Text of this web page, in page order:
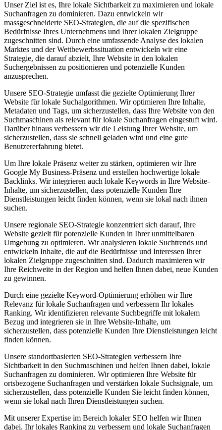
Unser Ziel ist es, Ihre lokale Sichtbarkeit zu maximieren und lokale
Suchanfragen zu dominieren. Dazu entwickeln wir
massgeschneiderte SEO-Strategien, die auf die spezifischen
Bedürfnisse Ihres Unternehmens und Ihrer lokalen Zielgruppe
zugeschnitten sind. Durch eine umfassende Analyse des lokalen
Marktes und der Wettbewerbssituation entwickeln wir eine
Strategie, die darauf abzielt, Ihre Website in den lokalen
Suchergebnissen zu positionieren und potenzielle Kunden
anzusprechen.
Unsere SEO-Strategie umfasst die gezielte Optimierung Ihrer
Website für lokale Suchalgorithmen. Wir optimieren Ihre Inhalte,
Metadaten und Tags, um sicherzustellen, dass Ihre Website von den
Suchmaschinen als relevant für lokale Suchanfragen eingestuft wird.
Darüber hinaus verbessern wir die Leistung Ihrer Website, um
sicherzustellen, dass sie schnell geladen wird und eine gute
Benutzererfahrung bietet.
Um Ihre lokale Präsenz weiter zu stärken, optimieren wir Ihre
Google My Business-Präsenz und erstellen hochwertige lokale
Backlinks. Wir integrieren auch lokale Keywords in Ihre Website-
Inhalte, um sicherzustellen, dass potenzielle Kunden Ihre
Dienstleistungen leicht finden können, wenn sie lokal nach ihnen
suchen.
Unsere regionale SEO-Strategie konzentriert sich darauf, Ihre
Website gezielt für potenzielle Kunden in Ihrer unmittelbaren
Umgebung zu optimieren. Wir analysieren lokale Suchtrends und
entwickeln Inhalte, die auf die Bedürfnisse und Interessen Ihrer
lokalen Zielgruppe zugeschnitten sind. Dadurch maximieren wir
Ihre Reichweite in der Region und helfen Ihnen dabei, neue Kunden
zu gewinnen.
Durch eine gezielte Keyword-Optimierung erhöhen wir Ihre
Relevanz für lokale Suchanfragen und verbessern Ihr lokales
Ranking. Wir identifizieren relevante Suchbegriffe mit lokalem
Bezug und integrieren sie in Ihre Website-Inhalte, um
sicherzustellen, dass potenzielle Kunden Ihre Dienstleistungen leicht
finden können.
Unsere standortbasierten SEO-Strategien verbessern Ihre
Sichtbarkeit in den Suchmaschinen und helfen Ihnen dabei, lokale
Suchanfragen zu dominieren. Wir optimieren Ihre Website für
ortsbezogene Suchanfragen und verstärken lokale Suchsignale, um
sicherzustellen, dass potenzielle Kunden Sie leicht finden können,
wenn sie lokal nach Ihren Dienstleistungen suchen.
Mit unserer Expertise im Bereich lokaler SEO helfen wir Ihnen
dabei, Ihr lokales Ranking zu verbessern und lokale Suchanfragen